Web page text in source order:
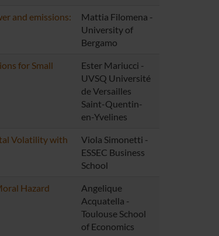
and emissions:
Mattia Filomena -
University of
Bergamo
for Small
Ester Mariucci -
UVSQ Université
de Versailles
Saint-Quentin-
en-Yvelines
Volatility with
Viola Simonetti -
ESSEC Business
School
Hazard
Angelique
Acquatella -
Toulouse School
of Economics